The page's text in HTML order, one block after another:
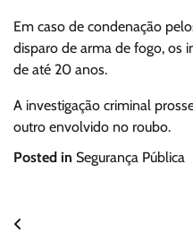
Em caso de condenação
disparo de arma de fogo, os
de até 20 anos.
A investigação criminal
outro envolvido no roubo.
Posted in Segurança Pública